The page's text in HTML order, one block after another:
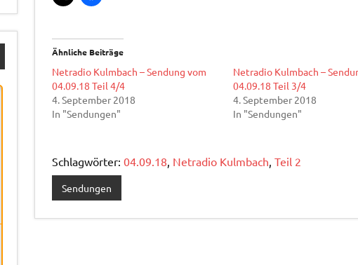
Ähnliche Beiträge
Netradio Kulmbach – Sendung vom
04.09.18 Teil 4/4
4. September 2018
In "Sendungen"
Netradio Kulmbach –
04.09.18 Teil 3/4
4. September 2018
In "Sendungen"
Schlagwörter: 04.09.18, Netradio Kulmbach, Teil 2
Sendungen